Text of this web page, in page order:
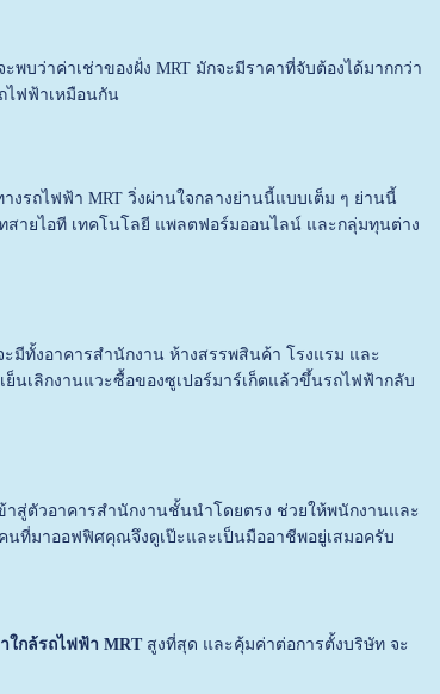
บว่าค่าเช่าของฝั่ง MRT มักจะมีราคาที่จับต้องได้มากกว่า
ไฟฟ้าเหมือนกัน
งรถไฟฟ้า MRT วิ่งผ่านใจกลางย่านนี้แบบเต็ม ๆ ย่านนี้
ายไอที เทคโนโลยี แพลตฟอร์มออนไลน์ และกลุ่มทุนต่าง
มีทั้งอาคารสำนักงาน ห้างสรรพสินค้า โรงแรม และ
เลิกงานแวะซื้อของซูเปอร์มาร์เก็ตแล้วขึ้นรถไฟฟ้ากลับ
าสู่ตัวอาคารสำนักงานชั้นนำโดยตรง ช่วยให้พนักงานและ
ที่มาออฟฟิศคุณจึงดูเป๊ะและเป็นมืออาชีพอยู่เสมอครับ
ใกล้รถไฟฟ้า MRTสูงที่สุด และคุ้มค่าต่อการตั้งบริษัท จะ